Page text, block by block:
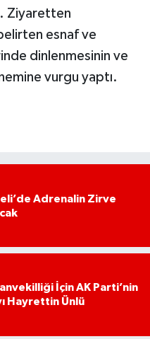
Ziyaretten
esnaf ve
dinlenmesinin ve
vurgu yaptı.
Adrenalin Zirve
İçin AK Parti’nin
Hayrettin Ünlü